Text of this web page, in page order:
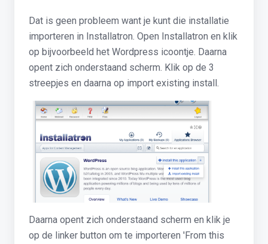
Dat is geen probleem want je kunt die installatie
importeren in Installatron. Open Installatron en klik
op bijvoorbeeld het Wordpress icoontje. Daarna
opent zich onderstaand scherm. Klik op de 3
streepjes en daarna op import existing install.
Daarna opent zich onderstaand scherm en klik je
op de linker button om te importeren 'From this